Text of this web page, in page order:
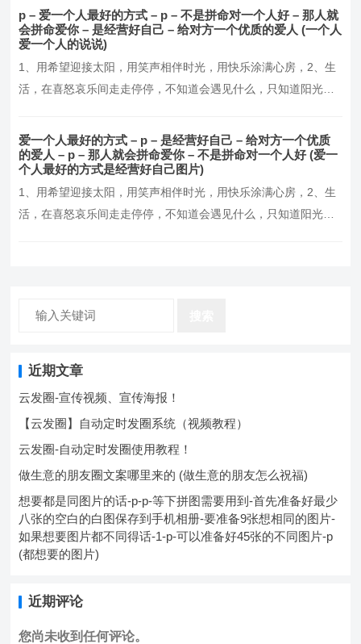
情不好的时候，说不上来的失落，道不明白的难过，理不清楚的
交错，谁行谁不行，患难见真情，同甘共苦你不陪，荣华富贵你
是谁，3、心情反反复复，感情似有若无，我真的很累很累…。
p – 爱一个人最好的方式 – p – 不是拼命对一个人好 – 那人就
会拼命爱你 – 是经营好自己 – 给对方一个优质的爱人 (一个人
爱一个人的说说)
1、用希望迎接太阳，用笑声相伴时光，用快乐涂满心房，2、生
活，在喜怒哀乐间走走停停，不知道会遇见什么，只知道阳光这
慕谁，不讨好谁，默默努力，活成自己想要的模样！4、这个世界
并不完美，但却从未失去它的温暖与美好，5、我们要做的，就是
报世界以温柔，做一个懂得感恩与回馈的人，6、愿你…。
爱一个人最好的方式 – p – 是经营好自己 – 给对方一个优质
的爱人 – p – 那人就会拼命爱你 – 不是拼命对一个人好 (爱一
个人最好的方式是经营好自己图片)
1、用希望迎接太阳，用笑声相伴时光，用快乐涂满心房，2、生
活，在喜怒哀乐间走走停停，不知道会遇见什么，只知道阳光这
近期文章
云发圈-宣传视频、宣传海报！
【云发圈】自动定时发圈系统（视频教程）
云发圈-自动定时发圈使用教程！
做生意的朋友圈文案哪里来的 (做生意的朋友怎么祝福)
想要都是同图片的话-p-p-等下拼图需要用到-首先准备好最少
八张的空白的白图保存到手机相册-要准备9张想相同的图片-
如果想要图片都不同得话-1-p-可以准备好45张的不同图片-p
(都想要的图片)
近期评论
您尚未收到任何评论。